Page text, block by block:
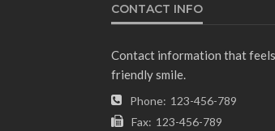
CONTACT INFO
Contact information that feels
friendly smile.
Phone: 123-456-789
Fax: 123-456-789